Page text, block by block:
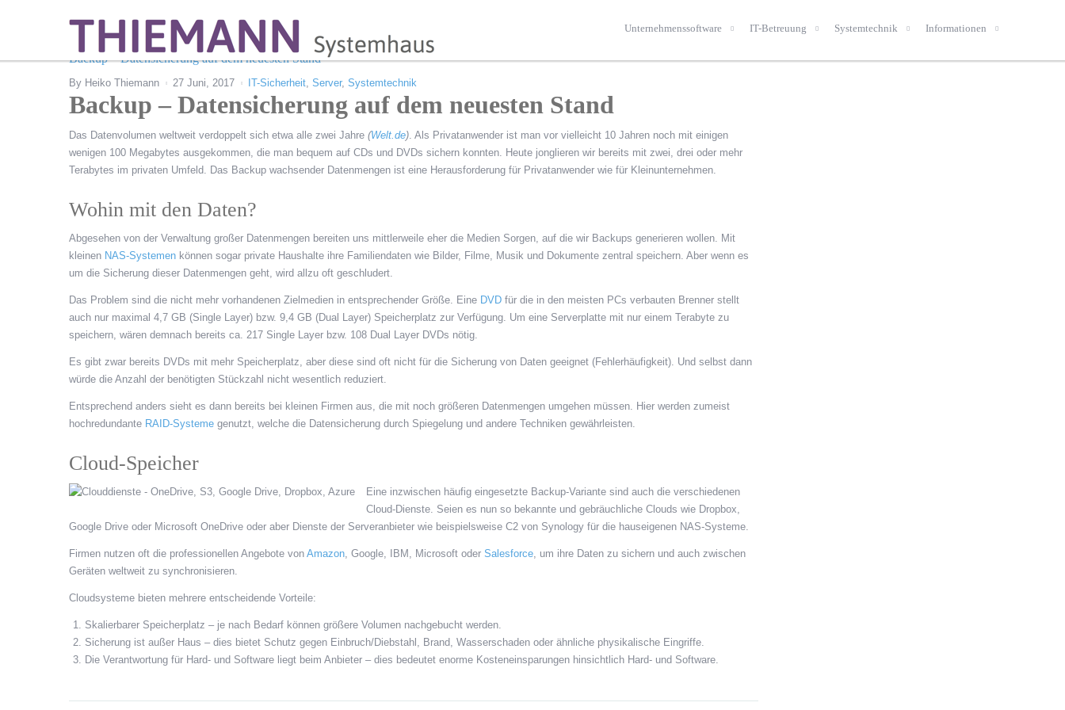
Unternehmenssoftware IT-Betreuung Systemtechnik Informationen
Backup – Datensicherung auf dem neuesten Stand
By Heiko Thiemann 27 Juni, 2017 IT-Sicherheit, Server, Systemtechnik
Backup – Datensicherung auf dem neuesten Stand
Das Datenvolumen weltweit verdoppelt sich etwa alle zwei Jahre (Welt.de). Als Privatanwender ist man vor vielleicht 10 Jahren noch mit einigen
wenigen 100 Megabytes ausgekommen, die man bequem auf CDs und DVDs sichern konnten. Heute jonglieren wir bereits mit zwei, drei oder mehr
Terabytes im privaten Umfeld. Das Backup wachsender Datenmengen ist eine Herausforderung für Privatanwender wie für Kleinunternehmen.
Wohin mit den Daten?
Abgesehen von der Verwaltung großer Datenmengen bereiten uns mittlerweile eher die Medien Sorgen, auf die wir Backups generieren wollen. Mit
kleinen NAS-Systemen können sogar private Haushalte ihre Familiendaten wie Bilder, Filme, Musik und Dokumente zentral speichern. Aber wenn es
um die Sicherung dieser Datenmengen geht, wird allzu oft geschludert.
Das Problem sind die nicht mehr vorhandenen Zielmedien in entsprechender Größe. Eine DVD für die in den meisten PCs verbauten Brenner stellt
auch nur maximal 4,7 GB (Single Layer) bzw. 9,4 GB (Dual Layer) Speicherplatz zur Verfügung. Um eine Serverplatte mit nur einem Terabyte zu
speichern, wären demnach bereits ca. 217 Single Layer bzw. 108 Dual Layer DVDs nötig.
Es gibt zwar bereits DVDs mit mehr Speicherplatz, aber diese sind oft nicht für die Sicherung von Daten geeignet (Fehlerhäufigkeit). Und selbst dann
würde die Anzahl der benötigten Stückzahl nicht wesentlich reduziert.
Entsprechend anders sieht es dann bereits bei kleinen Firmen aus, die mit noch größeren Datenmengen umgehen müssen. Hier werden zumeist
hochredundante RAID-Systeme genutzt, welche die Datensicherung durch Spiegelung und andere Techniken gewährleisten.
Cloud-Speicher
Eine inzwischen häufig eingesetzte Backup-Variante sind auch die verschiedenen
Cloud-Dienste. Seien es nun so bekannte und gebräuchliche Clouds wie Dropbox,
Google Drive oder Microsoft OneDrive oder aber Dienste der Serveranbieter wie beispielsweise C2 von Synology für die hauseigenen NAS-Systeme.
Firmen nutzen oft die professionellen Angebote von Amazon, Google, IBM, Microsoft oder Salesforce, um ihre Daten zu sichern und auch zwischen
Geräten weltweit zu synchronisieren.
Cloudsysteme bieten mehrere entscheidende Vorteile:
Skalierbarer Speicherplatz – je nach Bedarf können größere Volumen nachgebucht werden.
Sicherung ist außer Haus – dies bietet Schutz gegen Einbruch/Diebstahl, Brand, Wasserschaden oder ähnliche physikalische Eingriffe.
Die Verantwortung für Hard- und Software liegt beim Anbieter – dies bedeutet enorme Kosteneinsparungen hinsichtlich Hard- und Software.